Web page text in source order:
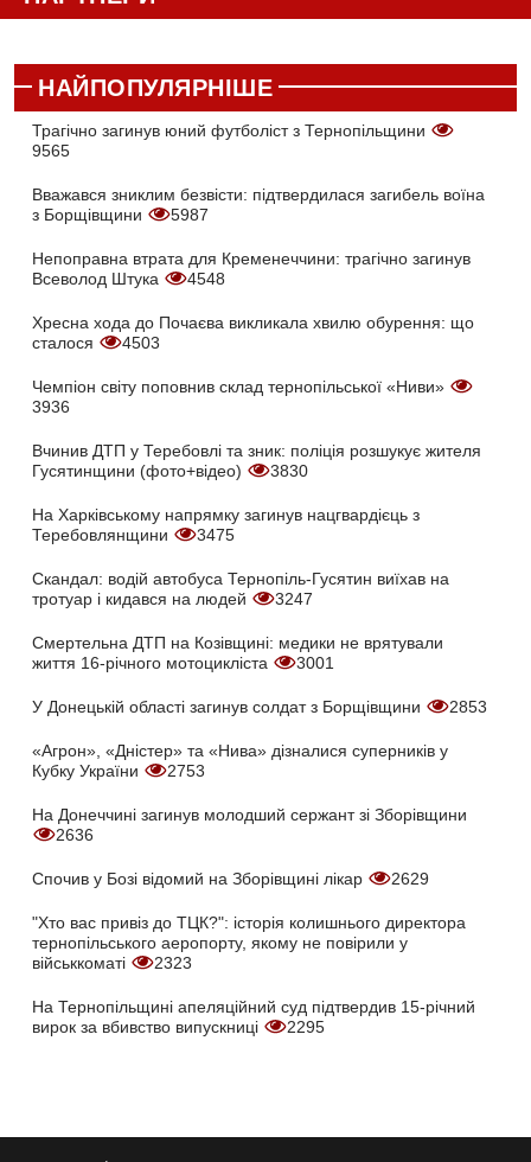
НАЙПОПУЛЯРНІШЕ
Трагічно загинув юний футболіст з Тернопільщини
9565
Вважався зниклим безвісти: підтвердилася загибель воїна
з Борщівщини
5987
Непоправна втрата для Кременеччини: трагічно загинув
Всеволод Штука
4548
Хресна хода до Почаєва викликала хвилю обурення: що
сталося
4503
Чемпіон світу поповнив склад тернопільської «Ниви»
3936
Вчинив ДТП у Теребовлі та зник: поліція розшукує жителя
Гусятинщини (фото+відео)
3830
На Харківському напрямку загинув нацгвардієць з
Теребовлянщини
3475
Скандал: водій автобуса Тернопіль-Гусятин виїхав на
тротуар і кидався на людей
3247
Смертельна ДТП на Козівщині: медики не врятували
життя 16-річного мотоцикліста
3001
У Донецькій області загинув солдат з Борщівщини 2853
«Агрон», «Дністер» та «Нива» дізналися суперників у
Кубку України
2753
На Донеччині загинув молодший сержант зі Зборівщини
2636
Спочив у Бозі відомий на Зборівщині лікар 2629
"Хто вас привіз до ТЦК?": історія колишнього директора
тернопільського аеропорту, якому не повірили у
військкоматі
2323
На Тернопільщині апеляційний суд підтвердив 15-річний
вирок за вбивство випускниці
2295